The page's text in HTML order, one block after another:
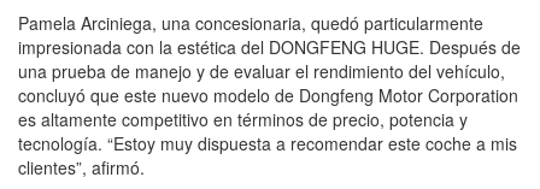
Pamela Arciniega, una concesionaria, quedó particularmente
impresionada con la estética del DONGFENG HUGE. Después de
una prueba de manejo y de evaluar el rendimiento del vehículo,
concluyó que este nuevo modelo de Dongfeng Motor Corporation
es altamente competitivo en términos de precio, potencia y
tecnología. “Estoy muy dispuesta a recomendar este coche a mis
clientes”, afirmó.